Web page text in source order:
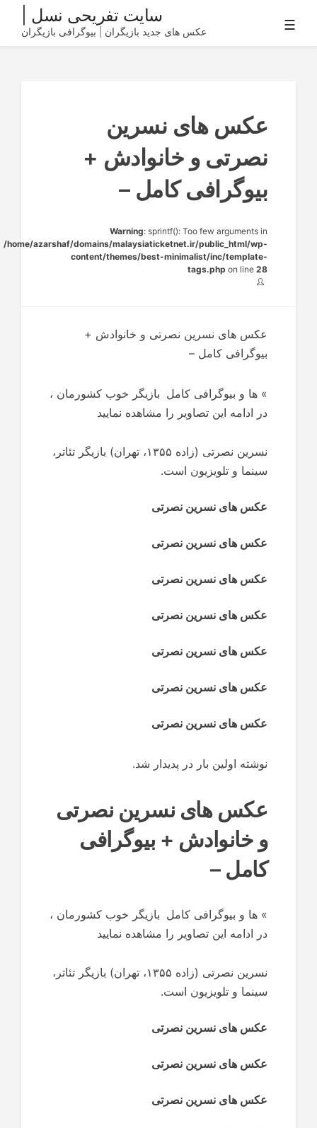
سایت تفریحی نسل |
عکس های جدید بازیگران | بیوگرافی بازیگران ☰
عکس های نسرین
نصرتی و خانوادش +
بیوگرافی کامل –
Warning: sprintf(): Too few arguments in
/home/azarshaf/domains/malaysiaticketnet.ir/public_html/wp-
content/themes/best-minimalist/inc/template-
tags.php on line 28
عکس های نسرین نصرتی و خانوادش +
بیوگرافی کامل –
» ها و بیوگرافی کامل بازیگر خوب کشورمان ،
در ادامه این تصاویر را مشاهده نمایید
نسرین نصرتی (زاده ۱۳۵۵، تهران) بازیگر تئاتر،
سینما و تلویزیون است.
عکس های نسرین نصرتی
عکس های نسرین نصرتی
عکس های نسرین نصرتی
عکس های نسرین نصرتی
عکس های نسرین نصرتی
عکس های نسرین نصرتی
عکس های نسرین نصرتی
نوشته اولین بار در پدیدار شد.
عکس های نسرین نصرتی
و خانوادش + بیوگرافی
کامل –
» ها و بیوگرافی کامل بازیگر خوب کشورمان ،
در ادامه این تصاویر را مشاهده نمایید
نسرین نصرتی (زاده ۱۳۵۵، تهران) بازیگر تئاتر،
سینما و تلویزیون است.
عکس های نسرین نصرتی
عکس های نسرین نصرتی
عکس های نسرین نصرتی